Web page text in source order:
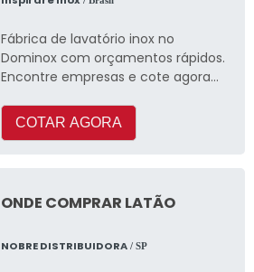
Fábrica de lavatório inox no
Dominox com orçamentos rápidos.
Encontre empresas e cote agora
COTAR AGORA
ONDE COMPRAR LATÃO
NOBRE DISTRIBUIDORA/ SP